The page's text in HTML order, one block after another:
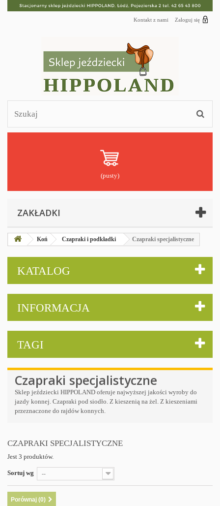
Zaloguj się
Kontakt z nami
(pusty)
ZAKŁADKI
Koń Czapraki i podkładki Czapraki specjalistyczne
KATALOG
INFORMACJA
TAGI
Czapraki specjalistyczne
Sklep jeździecki HIPPOLAND oferuje najwyższej jakości wyroby do
jazdy konnej. Czapraki pod siodło. Z kieszenią na żel. Z kieszeniami
przeznaczone do rajdów konnych.
CZAPRAKI SPECJALISTYCZNE
Jest 3 produktów.
Sortuj wg --
Porównaj (0)